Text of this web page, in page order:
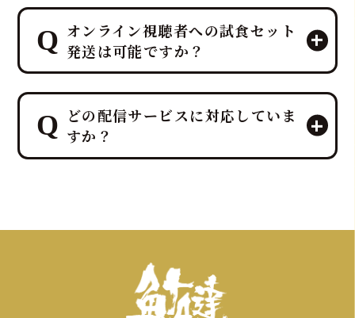
はい、オンラインマグロ解体ショーで
は、ライブ視聴と最高の試食体験を同
時に実現でき、鮪達人は「観るエンタ
メ」と「味わう贅沢」を融合させたホ
テルレベルのおもてなしを提供しま
す。
試食セットと連動した演出により、参
加者は最高のタイミングで生マグロを
オンライン視聴者への試食セット
発送は可能ですか？
はい、もちろん可能です！ オンライン
マグロ解体ショーの最大の魅力は、ラ
イブ視聴と最高の試食体験を同時に実
現できる点にあります。
どの配信サービスに対応していま
すか？
案できますので、目的や規模、ご予算
をお聞かせください。